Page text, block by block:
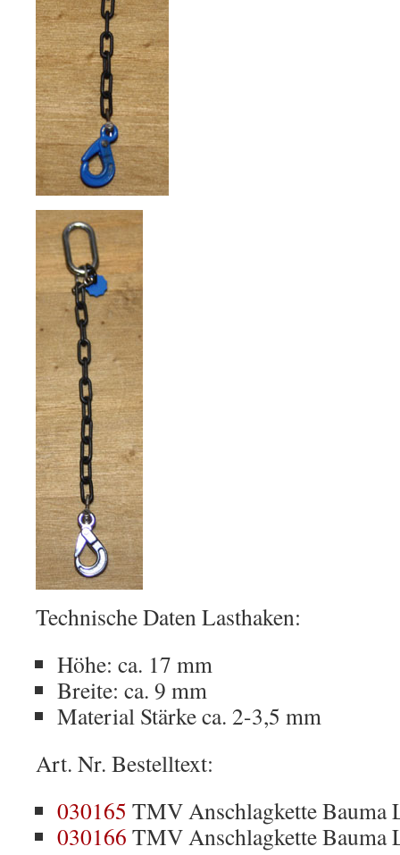
Technische Daten Lasthaken:
Höhe: ca. 17 mm
Breite: ca. 9 mm
Material Stärke ca. 2-3,5 mm
Art. Nr. Bestelltext:
030165 TMV Anschlagkette Bauma
030166 TMV Anschlagkette Bauma